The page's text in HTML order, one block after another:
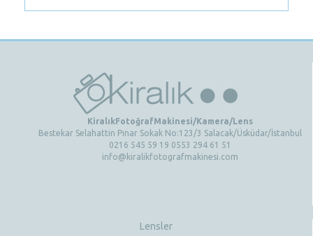
KiralıkFotoğrafMakinesi/Kamera/Lens
Bestekar Selahattin Pınar Sokak No:123/3 Salacak/Üsküdar/İstanbul
0216 545 59 19 0553 294 61 51
info@kiralikfotografmakinesi.com
Lensler